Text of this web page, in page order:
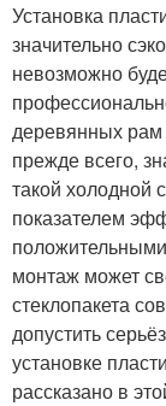
Установка
значительно
невозможно
деревянных рам
прежде всего,
такой холодной
показателем
монтаж может
стеклопакета
допустить
установке
рассказано в